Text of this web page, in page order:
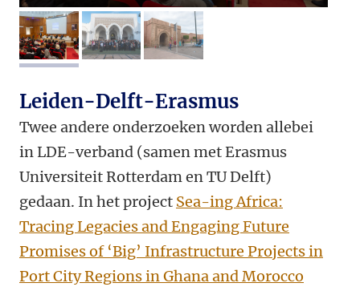
afbeelding 1afbeelding 2afbeelding 3
Leiden-Delft-Erasmus
Twee andere onderzoeken worden allebei
in LDE-verband (samen met Erasmus
Universiteit Rotterdam en TU Delft)
gedaan. In het project Sea-ing Africa:
Tracing Legacies and Engaging Future
Promises of ‘Big’ Infrastructure Projects in
Port City Regions in Ghana and Morocco